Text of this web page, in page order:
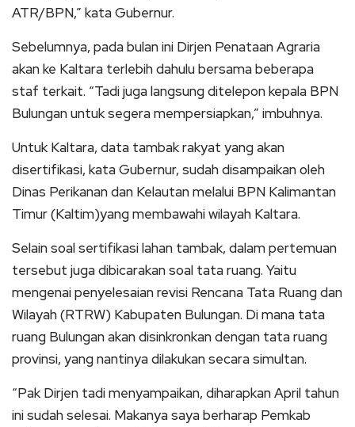
ATR/BPN,” kata Gubernur.
Sebelumnya, pada bulan ini Dirjen Penataan Agraria
akan ke Kaltara terlebih dahulu bersama beberapa
staf terkait. “Tadi juga langsung ditelepon kepala BPN
Bulungan untuk segera mempersiapkan,” imbuhnya.
Untuk Kaltara, data tambak rakyat yang akan
disertifikasi, kata Gubernur, sudah disampaikan oleh
Dinas Perikanan dan Kelautan melalui BPN Kalimantan
Timur (Kaltim)yang membawahi wilayah Kaltara.
Selain soal sertifikasi lahan tambak, dalam pertemuan
tersebut juga dibicarakan soal tata ruang. Yaitu
mengenai penyelesaian revisi Rencana Tata Ruang dan
Wilayah (RTRW) Kabupaten Bulungan. Di mana tata
ruang Bulungan akan disinkronkan dengan tata ruang
provinsi, yang nantinya dilakukan secara simultan.
“Pak Dirjen tadi menyampaikan, diharapkan April tahun
ini sudah selesai. Makanya saya berharap Pemkab